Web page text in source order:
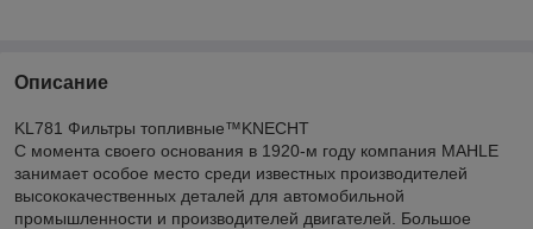
Описание
KL781 Фильтры топливные™KNECHT
С момента своего основания в 1920-м году компания MAHLE
занимает особое место среди известных производителей
высококачественных деталей для автомобильной
промышленности и производителей двигателей. Большое